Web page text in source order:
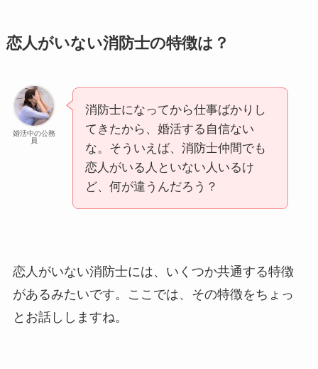
恋人がいない消防士の特徴は？
婚活中の公務
員
消防士になってから仕事ばかりし
てきたから、婚活する自信ない
な。そういえば、消防士仲間でも
恋人がいる人といない人いるけ
ど、何が違うんだろう？
恋人がいない消防士には、いくつか共通する特徴
があるみたいです。ここでは、その特徴をちょっ
とお話ししますね。